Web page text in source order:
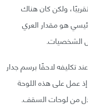
ولكن كان هناك
هو مقدار العري
الشخصيات.
تكليفه لاحقًا برسم جدار
عمل على هذه اللوحة
إثارةً للجدل من لوحات السقف.